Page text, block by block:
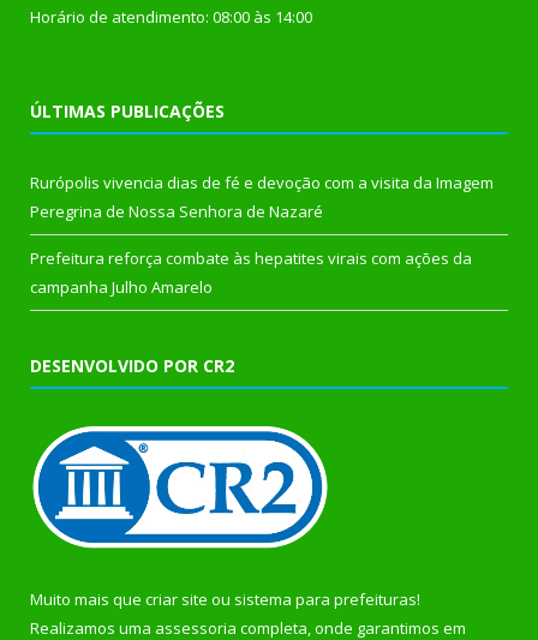
Horário de atendimento: 08:00 às 14:00
ÚLTIMAS PUBLICAÇÕES
Rurópolis vivencia dias de fé e devoção com a visita da Imagem
Peregrina de Nossa Senhora de Nazaré
Prefeitura reforça combate às hepatites virais com ações da
campanha Julho Amarelo
DESENVOLVIDO POR CR2
Muito mais que criar site ou sistema para prefeituras!
Realizamos uma assessoria completa, onde garantimos em